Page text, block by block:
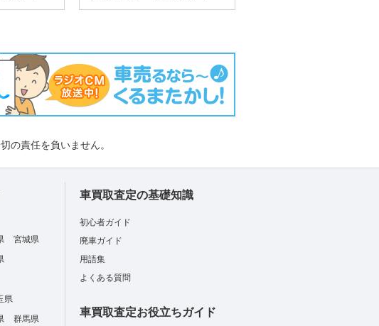
の責任を負いません。
宮城県
県
群馬県
車買取査定の基礎知識
初心者ガイド
廃車ガイド
用語集
よくある質問
車買取査定お役立ちガイド